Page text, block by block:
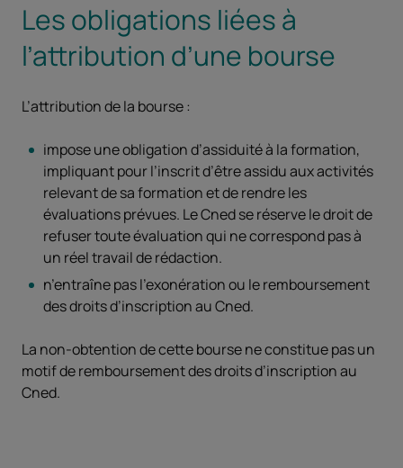
Les obligations liées à
l’attribution d’une bourse
L’attribution de la bourse :
impose une obligation d’assiduité à la formation,
impliquant pour l’inscrit d’être assidu aux activités
relevant de sa formation et de rendre les
évaluations prévues. Le Cned se réserve le droit de
refuser toute évaluation qui ne correspond pas à
un réel travail de rédaction.
n’entraîne pas l’exonération ou le remboursement
des droits d’inscription au Cned.
La non-obtention de cette bourse ne constitue pas un
motif de remboursement des droits d’inscription au
Cned.